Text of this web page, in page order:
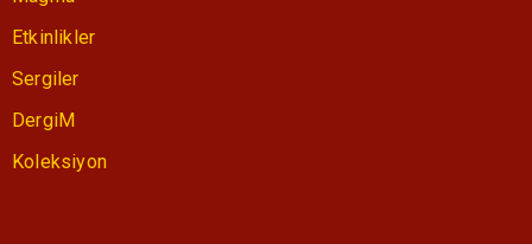
Etkinlikler
Sergiler
DergiM
Koleksiyon